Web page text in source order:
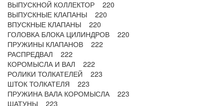
ВЫПУСКНОЙ КОЛЛЕКТОР 220
ВЫПУСКНЫЕ КЛАПАНЫ 220
ВПУСКНЫЕ КЛАПАНЫ 220
ГОЛОВКА БЛОКА ЦИЛИНДРОВ 220
ПРУЖИНЫ КЛАПАНОВ 222
РАСПРЕДВАЛ 222
КОРОМЫСЛА И ВАЛ 222
РОЛИКИ ТОЛКАТЕЛЕЙ 223
ШТОК ТОЛКАТЕЛЯ 223
ПРУЖИНА ВАЛА КОРОМЫСЛА 223
ШАТУНЫ 223